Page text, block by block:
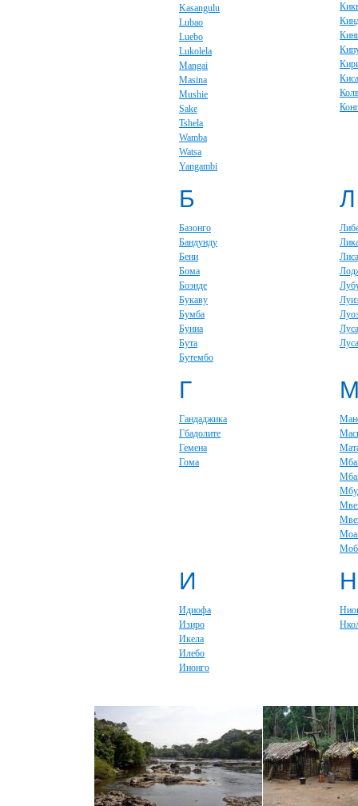
Kasangulu
Lubao
Luebo
Lukolela
Mangai
Masina
Mushie
Sake
Tshela
Wamba
Watsa
Yangambi
Б
Базонго
Бандунду
Бени
Бома
Боэнде
Букаву
Бумба
Буниа
Бута
Бутембо
Л
Г
Гандаджика
Гбадолите
Гемена
Гома
И
Идиофа
Изиро
Икела
Илебо
Инонго
Н